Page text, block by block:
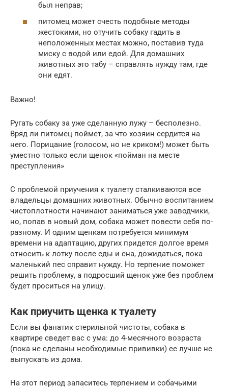
был неправ;
питомец может счесть подобные методы
жестокими, но отучить собаку гадить в
неположенных местах можно, поставив туда
миску с водой или едой. Для домашних
животных это табу – справлять нужду там, где
они едят.
Важно!
Ругать собаку за уже сделанную лужу – бесполезно.
Вряд ли питомец поймет, за что хозяин сердится на
него. Порицание (голосом, но не криком!) может быть
уместно только если щенок «пойман на месте
преступления»
С проблемой приучения к туалету сталкиваются все
владельцы домашних животных. Обычно воспитанием
чистоплотности начинают заниматься уже заводчики,
но, попав в новый дом, собака может повести себя по-
разному. И одним щенкам потребуется минимум
времени на адаптацию, других придется долгое время
относить к лотку после еды и сна, дожидаться, пока
маленький пес справит нужду. Но терпение поможет
решить проблему, а подросший щенок уже без проблем
будет проситься на улицу.
Как приучить щенка к туалету
Если вы фанатик стерильной чистоты, собака в
квартире сведет вас с ума: до 4-месячного возраста
(пока не сделаны необходимые прививки) ее лучше не
выпускать из дома.
На этот период запаситесь терпением и собачьими